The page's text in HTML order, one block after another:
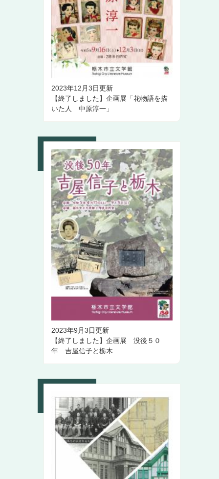
2023年12月3日更新
【終了しました】企画展「花物語を描
いた人 中原淳一」
2023年9月3日更新
【終了しました】企画展 没後５０
年 吉屋信子と栃木